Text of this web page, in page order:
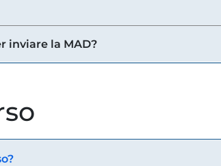
inviare la MAD?